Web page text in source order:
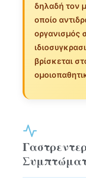
δηλαδή τον
οποίο
οργανισμός
βρίσκεται